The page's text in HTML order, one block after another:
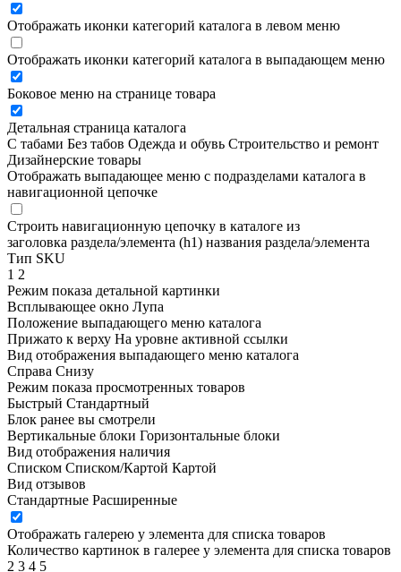
Отображать иконки категорий каталога в левом меню
Отображать иконки категорий каталога в выпадающем меню
Боковое меню на странице товара
Детальная страница каталога
С табами Без табов Одежда и обувь Строительство и ремонт
Дизайнерские товары
Отображать выпадающее меню с подразделами каталога в
навигационной цепочке
Строить навигационную цепочку в каталоге из
заголовка раздела/элемента (h1) названия раздела/элемента
Тип SKU
1 2
Режим показа детальной картинки
Всплывающее окно Лупа
Положение выпадающего меню каталога
Прижато к верху На уровне активной ссылки
Вид отображения выпадающего меню каталога
Справа Снизу
Режим показа просмотренных товаров
Быстрый Стандартный
Блок ранее вы смотрели
Вертикальные блоки Горизонтальные блоки
Вид отображения наличия
Списком Списком/Картой Картой
Вид отзывов
Стандартные Расширенные
Отображать галерею у элемента для списка товаров
Количество картинок в галерее у элемента для списка товаров
2 3 4 5